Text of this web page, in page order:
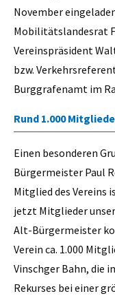
November
Mobilitätslandesrat
Vereinspräsident
bzw.
Burggrafenamt im
Rund 1.000
Einen besonderen
Bürgermeister Paul
Mitglied des Vereins
jetzt Mitglieder
Alt-Bürgermeister
Verein ca. 1.000
Vinschger Bahn, die
Rekurses bei einer